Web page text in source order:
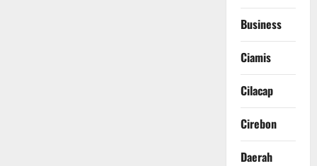
Business
Ciamis
Cilacap
Cirebon
Daerah